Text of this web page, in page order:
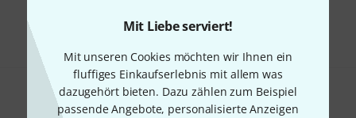
Mit Liebe serviert!
Mit unseren Cookies möchten wir Ihnen ein
fluffiges Einkaufserlebnis mit allem was
dazugehört bieten. Dazu zählen zum Beispiel
passende Angebote, personalisierte Anzeigen
Teilen Hilfe & Feedback